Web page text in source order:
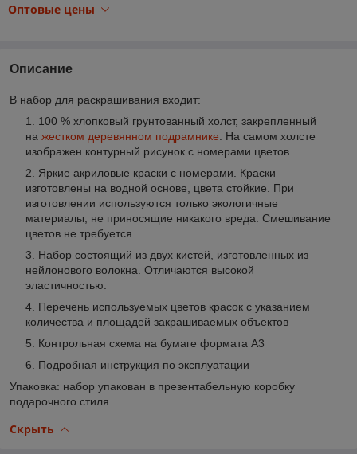
Оптовые цены
Описание
В набор для раскрашивания входит:
100 % хлопковый грунтованный холст, закрепленный
на жестком деревянном подрамнике . На самом холсте
изображен контурный рисунок с номерами цветов.
Яркие акриловые краски с номерами. Краски
изготовлены на водной основе, цвета стойкие. При
изготовлении используются только экологичные
материалы, не приносящие никакого вреда. Смешивание
цветов не требуется.
Набор состоящий из двух кистей, изготовленных из
нейлонового волокна. Отличаются высокой
эластичностью.
Перечень используемых цветов красок с указанием
количества и площадей закрашиваемых объектов
Контрольная схема на бумаге формата А3
Подробная инструкция по эксплуатации
Упаковка: набор упакован в презентабельную коробку
подарочного стиля.
Скрыть